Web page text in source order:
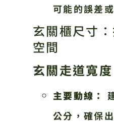
可能的誤差
玄關櫃尺寸
空間
玄關走道寬度
主要動線：
公分，確保